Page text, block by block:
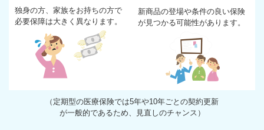
独身の方、家族をお持ちの方で
必要保障は大きく異なります。
新商品の登場や条件の良い保険
が見つかる可能性があります。
（定期型の医療保険では5年や10年ごとの契約更新
が一般的であるため、見直しのチャンス）